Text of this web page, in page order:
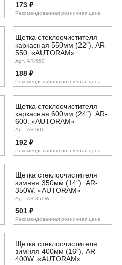
173 ₽
Рекомендованная розничная цена
Щетка стеклоочистителя
каркасная 550мм (22″). AR-
550. «AUTORAM»
Арт. AR-550
188 ₽
Рекомендованная розничная цена
Щетка стеклоочистителя
каркасная 600мм (24″). AR-
600. «AUTORAM»
Арт. AR-600
192 ₽
Рекомендованная розничная цена
Щетка стеклоочистителя
зимняя 350мм (14″). AR-
350W. «AUTORAM»
Арт. AR-350W
501 ₽
Рекомендованная розничная цена
Щетка стеклоочистителя
зимняя 400мм (16″). AR-
400W. «AUTORAM»